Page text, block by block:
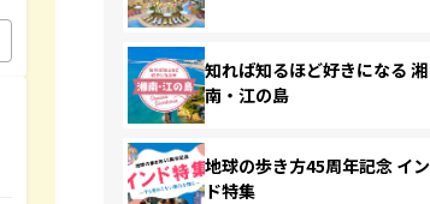
知れば知るほど好きになる 湘
南・江の島
地球の歩き方45周年記念 イン
ド特集